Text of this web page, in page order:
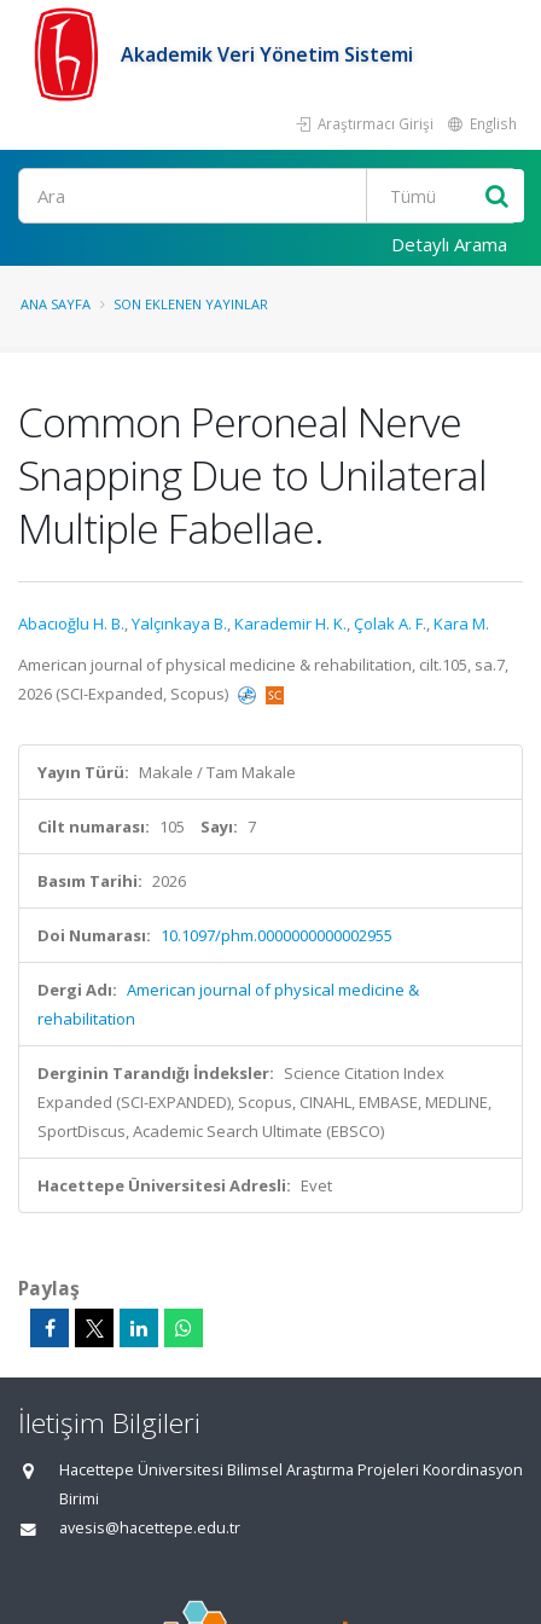
Akademik Veri Yönetim Sistemi
Araştırmacı Girişi English
Ara
Detaylı Arama
ANA SAYFA SON EKLENEN YAYINLAR
Common Peroneal Nerve
Snapping Due to Unilateral
Multiple Fabellae.
Abacıoğlu H. B.,Yalçınkaya B.,Karademir H. K.,Çolak A. F.,Kara M.
American journal of physical medicine & rehabilitation, cilt.105, sa.7,
2026 (SCI-Expanded, Scopus)
Yayın Türü: Makale / Tam Makale
Cilt numarası: 105 Sayı: 7
Basım Tarihi: 2026
Doi Numarası: 10.1097/phm.0000000000002955
Dergi Adı: American journal of physical medicine &
rehabilitation
Derginin Tarandığı İndeksler: Science Citation Index
Expanded (SCI-EXPANDED), Scopus, CINAHL, EMBASE, MEDLINE,
SportDiscus, Academic Search Ultimate (EBSCO)
Hacettepe Üniversitesi Adresli: Evet
Paylaş
İletişim Bilgileri
Hacettepe Üniversitesi Bilimsel Araştırma Projeleri Koordinasyon
Birimi
avesis@hacettepe.edu.tr